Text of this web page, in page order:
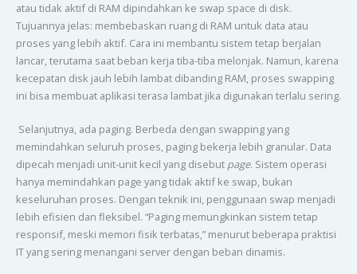
atau tidak aktif di RAM dipindahkan ke swap space di disk.
Tujuannya jelas: membebaskan ruang di RAM untuk data atau
proses yang lebih aktif. Cara ini membantu sistem tetap berjalan
lancar, terutama saat beban kerja tiba-tiba melonjak. Namun, karena
kecepatan disk jauh lebih lambat dibanding RAM, proses swapping
ini bisa membuat aplikasi terasa lambat jika digunakan terlalu sering.
Selanjutnya, ada paging. Berbeda dengan swapping yang
memindahkan seluruh proses, paging bekerja lebih granular. Data
dipecah menjadi unit-unit kecil yang disebut page. Sistem operasi
hanya memindahkan page yang tidak aktif ke swap, bukan
keseluruhan proses. Dengan teknik ini, penggunaan swap menjadi
lebih efisien dan fleksibel. “Paging memungkinkan sistem tetap
responsif, meski memori fisik terbatas,” menurut beberapa praktisi
IT yang sering menangani server dengan beban dinamis.